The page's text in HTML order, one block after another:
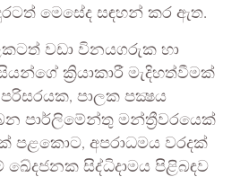
මෙසේද සඳහන් කර ඇත.
වඩා විනයගරුක හා
ක්‍රියාකාරී මැදිහත්වීමක්
පාලක පක්‍ෂය
පාර්ලිමේන්තු මන්ත්‍රීවරයෙක්
පළකොට, අපරාධමය වරදක්
ඛේදජනක සිද්ධිදාමය පිළිබඳව